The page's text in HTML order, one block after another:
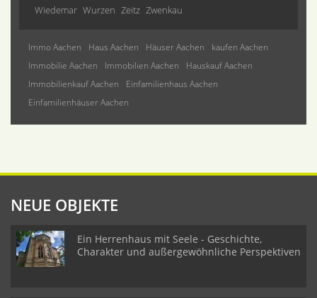
Wiedemar Wurzen Zeitz Zwenkau
Immo Aachen Haus Aachen Häuser Aachen
kaufen Aachen
Immobilie Aachen
Immobilien Aachen
Hauskauf Aachen
Immobilienkauf Aachen
Einfamilienhaus Aachen
Einfamilienhäuser Aachen
NEUE OBJEKTE
Ein Herrenhaus mit Seele - Geschichte,
Charakter und außergewöhnliche Perspektiven